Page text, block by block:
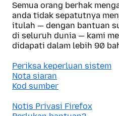
Semua orang berhak
anda tidak sepatutnya
itulah — dengan bantuan
di seluruh dunia — kami
didapati dalam lebih 90
Periksa keperluan sistem
Nota siaran
Kod sumber
Notis Privasi Firefox